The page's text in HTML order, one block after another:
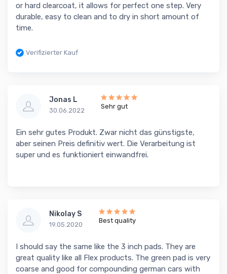
or hard clearcoat, it allows for perfect one step. Very
durable, easy to clean and to dry in short amount of
time.
Verifizierter Kauf
Jonas L
30.06.2022
Sehr gut
Ein sehr gutes Produkt. Zwar nicht das günstigste,
aber seinen Preis definitiv wert. Die Verarbeitung ist
super und es funktioniert einwandfrei.
Nikolay S
19.05.2020
Best quality
I should say the same like the 3 inch pads. They are
great quality like all Flex products. The green pad is very
coarse and good for compounding german cars with